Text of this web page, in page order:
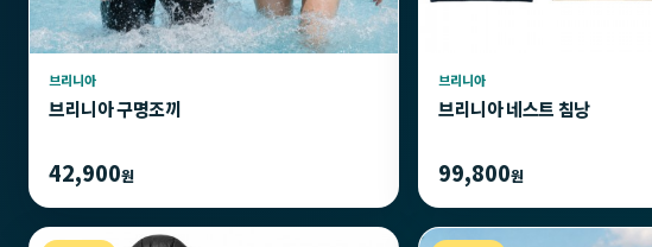
브리니아
브리니아 구명조끼
42,900원
브리니아
브리니아 네스트 침낭
99,800원